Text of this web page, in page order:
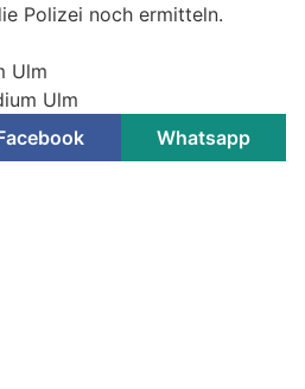
Polizei noch ermitteln.
Ulm
Ulm
Whatsapp